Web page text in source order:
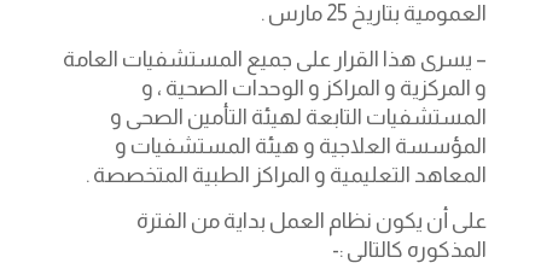
العمومية بتاريخ 25 مارس .
– يسرى هذا القرار على جميع المستشفيات العامة
و المركزية و المراكز و الوحدات الصحية ، و
المستشفيات التابعة لهيئة التأمين الصحى و
المؤسسة العلاجية و هيئة المستشفيات و
المعاهد التعليمية و المراكز الطبية المتخصصة .
على أن يكون نظام العمل بداية من الفترة
المذكوره كالتالى :-